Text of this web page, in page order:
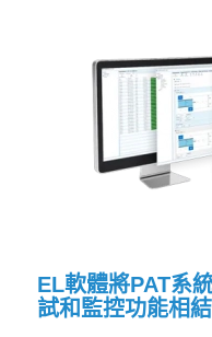
EL軟體將PAT系
試和監控功能相結